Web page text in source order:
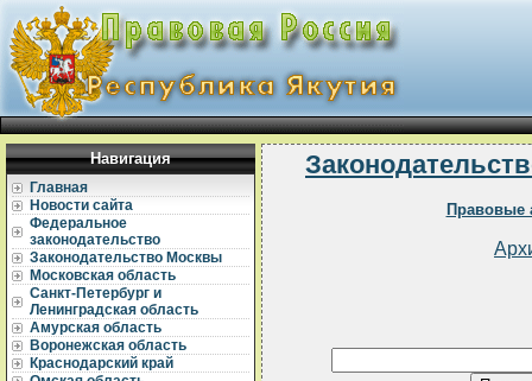
Навигация
Главная
Новости сайта
Федеральное
законодательство
Законодательство Москвы
Московская область
Санкт-Петербург и
Ленинградская область
Амурская область
Воронежская область
Краснодарский край
Правовые